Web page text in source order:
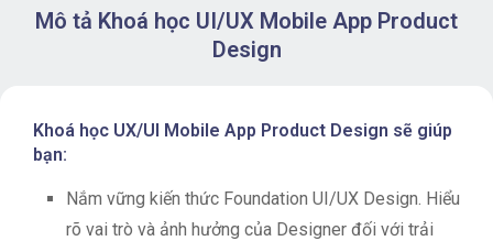
Mô tả Khoá học UI/UX Mobile App Product
Design
Khoá học UX/UI Mobile App Product Design sẽ giúp
bạn:
Nắm vững kiến thức Foundation UI/UX Design. Hiểu
rõ vai trò và ảnh hưởng của Designer đối với trải